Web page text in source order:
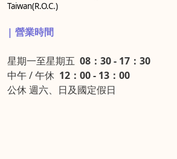
Taiwan(R.O.C.)
| 營業時間
星期一至星期五 08：30 - 17：30
中午 / 午休 12：00 - 13：00
公休 週六、日及國定假日